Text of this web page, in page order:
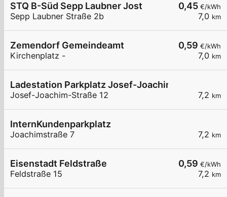
0,45 €/kWh
7,0 km
STQ B-Süd Sepp Laubner Jost
Sepp Laubner Straße 2b
0,59 €/kWh
7,0 km
Zemendorf Gemeindeamt
Kirchenplatz -
7,2 km
Ladestation Parkplatz Josef-Joachim-Straße
Josef-Joachim-Straße 12
7,2 km
InternKundenparkplatz
Joachimstraße 7
0,59 €/kWh
7,2 km
Eisenstadt Feldstraße
Feldstraße 15